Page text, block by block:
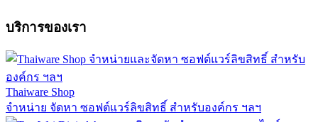
บริการของเรา
Thaiware Shop
จำหน่าย จัดหา ซอฟต์แวร์ลิขสิทธิ์ สำหรับองค์กร ฯลฯ